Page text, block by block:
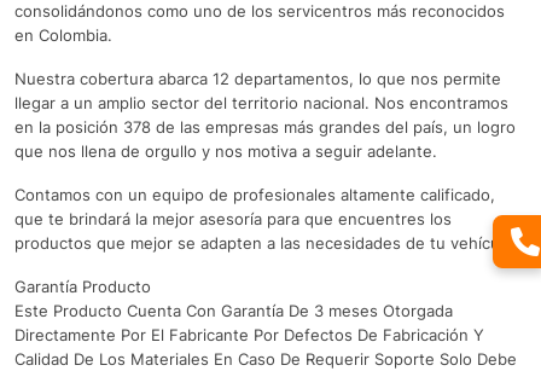
consolidándonos como uno de los servicentros más reconocidos
en Colombia.
Nuestra cobertura abarca 12 departamentos, lo que nos permite
llegar a un amplio sector del territorio nacional. Nos encontramos
en la posición 378 de las empresas más grandes del país, un logro
que nos llena de orgullo y nos motiva a seguir adelante.
Contamos con un equipo de profesionales altamente calificado,
que te brindará la mejor asesoría para que encuentres los
productos que mejor se adapten a las necesidades de tu vehículo.
Garantía Producto
Este Producto Cuenta Con Garantía De 3 meses Otorgada
Directamente Por El Fabricante Por Defectos De Fabricación Y
Calidad De Los Materiales En Caso De Requerir Soporte Solo Debe